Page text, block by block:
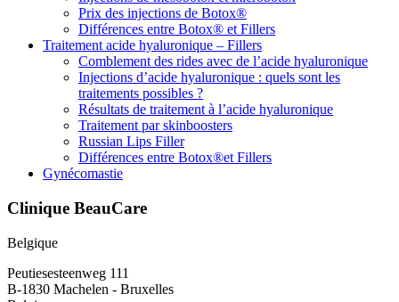
Prix des injections de Botox®
Différences entre Botox® et Fillers
Traitement acide hyaluronique – Fillers
Comblement des rides avec de l’acide hyaluronique
Injections d’acide hyaluronique : quels sont les
traitements possibles ?
Résultats de traitement à l’acide hyaluronique
Traitement par skinboosters
Russian Lips Filler
Différences entre Botox®et Fillers
Gynécomastie
Clinique BeauCare
Belgique
Peutiesesteenweg 111
B-1830 Machelen - Bruxelles